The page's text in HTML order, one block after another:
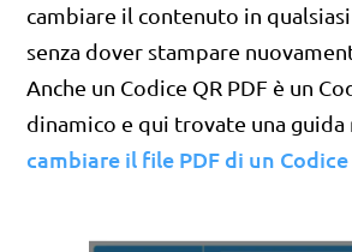
cambiare il contenuto in
senza dover stampare
Anche un Codice QR PDF è un
dinamico e qui trovate una guida
cambiare il file PDF di un